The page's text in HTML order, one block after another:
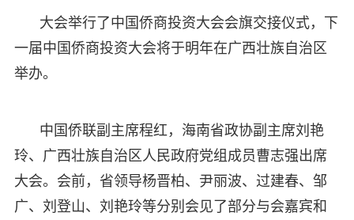
大会举行了中国侨商投资大会会旗交接仪式，下
一届中国侨商投资大会将于明年在广西壮族自治区
举办。
中国侨联副主席程红，海南省政协副主席刘艳
玲、广西壮族自治区人民政府党组成员曹志强出席
大会。会前，省领导杨晋柏、尹丽波、过建春、邹
广、刘登山、刘艳玲等分别会见了部分与会嘉宾和